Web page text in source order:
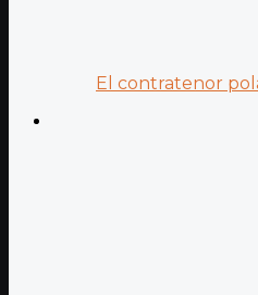
El contratenor